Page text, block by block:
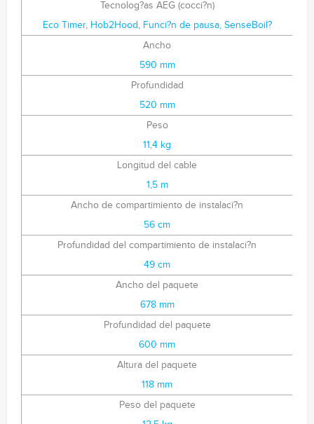
Tecnolog?as AEG (cocci?n)
Eco Timer, Hob2Hood, Funci?n de pausa, SenseBoil?
Ancho
590 mm
Profundidad
520 mm
Peso
11,4 kg
Longitud del cable
1,5 m
Ancho de compartimiento de instalaci?n
56 cm
Profundidad del compartimiento de instalaci?n
49 cm
Ancho del paquete
678 mm
Profundidad del paquete
600 mm
Altura del paquete
118 mm
Peso del paquete